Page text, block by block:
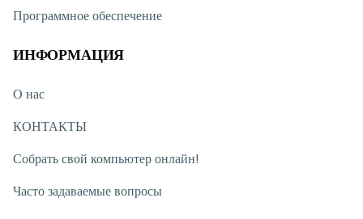
Программное обеспечение
ИНФОРМАЦИЯ
О нас
КОНТАКТЫ
Собрать свой компьютер онлайн!
Часто задаваемые вопросы